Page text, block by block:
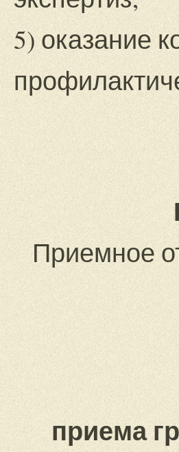
5) оказание
Приемное
приема